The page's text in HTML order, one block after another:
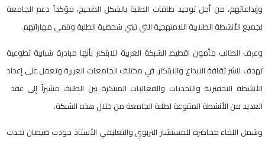
وإبداعاتهم، من أجل توحيد طاقات الطلبة بالشكل الصحيح، مؤكداً دعم الجامعة
لجميع الأنشطة الطلابية اللامنهجية التي تبني شخصية الطلبة وتنمي مهاراتهم.
وعرف الطالب مأمون اقطيط الشبكة العربية للابتكار بأنها مبادرة شبابية تطوعية
تهدف لنشر ثقافة الابداع والابتكار، في مختلف الجامعات العربية وتعمل على إعداد
الأنشطة التحفيزية والتحديات والفعاليات المبتكرة بين الطلبة، مشيراً إلى عقد
العديد من الأنشطة المتنوعة لطلبة الجامعة من خلال هذه الشبكة.
وشمل اللقاء محاضرة للمستشار التربوي والتعليمي الأستاذ جودت صيصان تحدث